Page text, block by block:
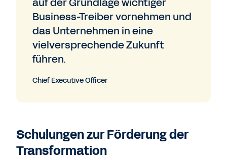
Business-Treiber vornehmen und
das Unternehmen in eine
vielversprechende Zukunft
führen.
Chief Executive Officer
Schulungen zur Förderung der
Transformation